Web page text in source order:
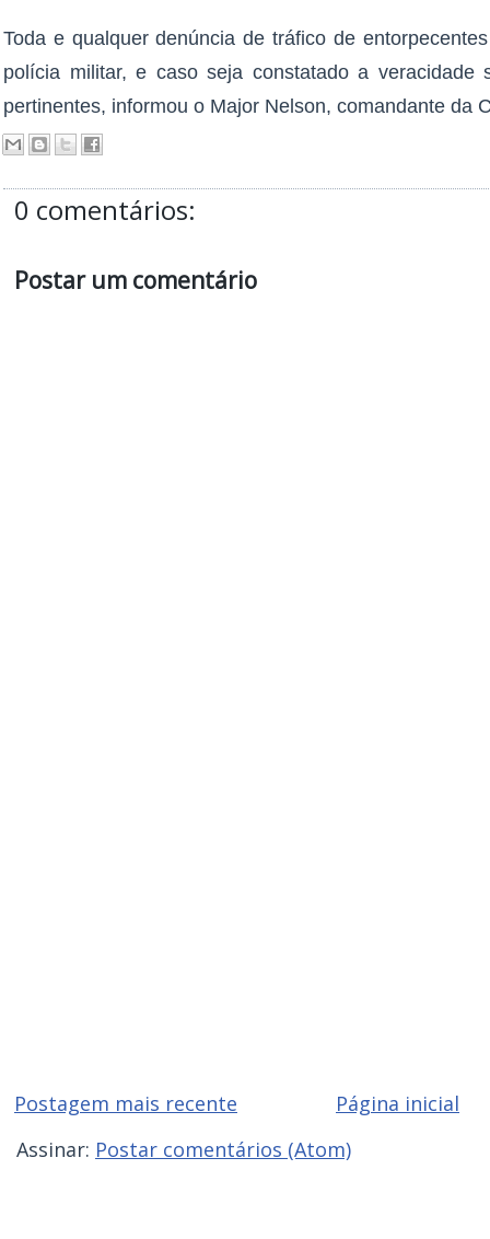
Toda e qualquer denúncia de tráfico de
polícia militar, e caso seja constatado a veracidade
pertinentes, informou o Major Nelson, comandante da
0 comentários:
Postar um comentário
Postagem mais recente
Página inicial
Assinar: Postar comentários (Atom)